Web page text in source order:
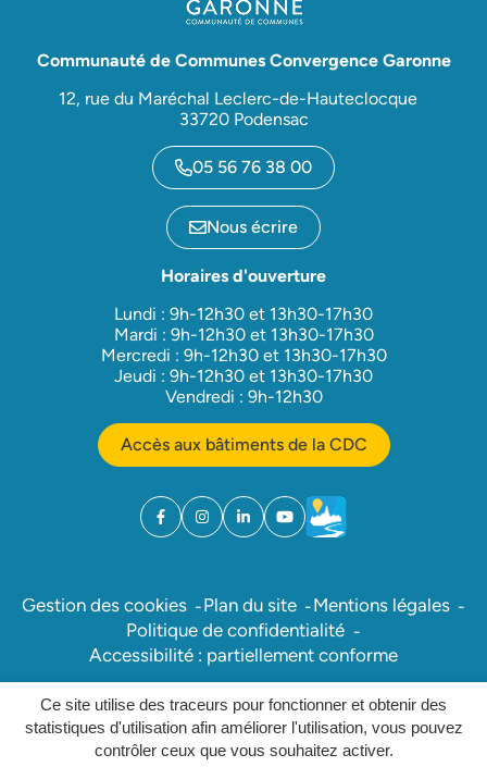
Ce site utilise des traceurs pour fonctionner et obtenir des
statistiques d'utilisation afin améliorer l'utilisation, vous pouvez
contrôler ceux que vous souhaitez activer.
Communauté de Communes Convergence Garonne
12, rue du Maréchal Leclerc-de-Hauteclocque
33720 Podensac
05 56 76 38 00
Nous écrire
Horaires d'ouverture
Lundi : 9h-12h30 et 13h30-17h30
Mardi : 9h-12h30 et 13h30-17h30
Mercredi : 9h-12h30 et 13h30-17h30
Jeudi : 9h-12h30 et 13h30-17h30
Vendredi : 9h-12h30
Accès aux bâtiments de la CDC
Facebook
(ouverture dans un nouvel onglet)
Instagram
(ouverture dans un nouvel onglet)
Linkedin
(ouverture dans un nouvel onglet)
YouTube
(ouverture dans un nouvel
Météo
(ouverture dans un
Gestion des cookies Plan du site
Mentions légales
Politique de confidentialité
Accessibilité : partiellement conforme
Site réalisé parInovagora (ouverture dans un